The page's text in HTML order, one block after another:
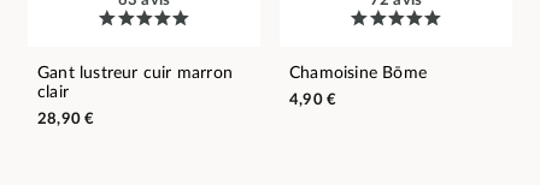
Gant lustreur cuir marron
clair
28,90 €
Chamoisine Bōme
4,90 €